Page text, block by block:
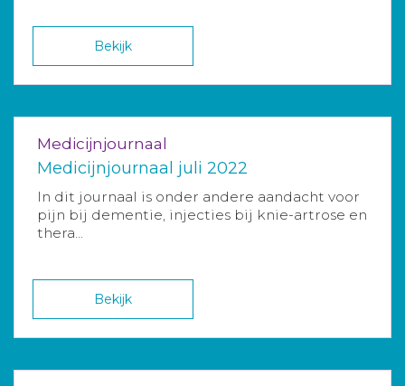
Bekijk
Medicijnjournaal
Medicijnjournaal juli 2022
In dit journaal is onder andere aandacht voor
pijn bij dementie, injecties bij knie-artrose en
thera...
Bekijk